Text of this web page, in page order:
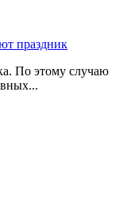
праздник
По этому случаю